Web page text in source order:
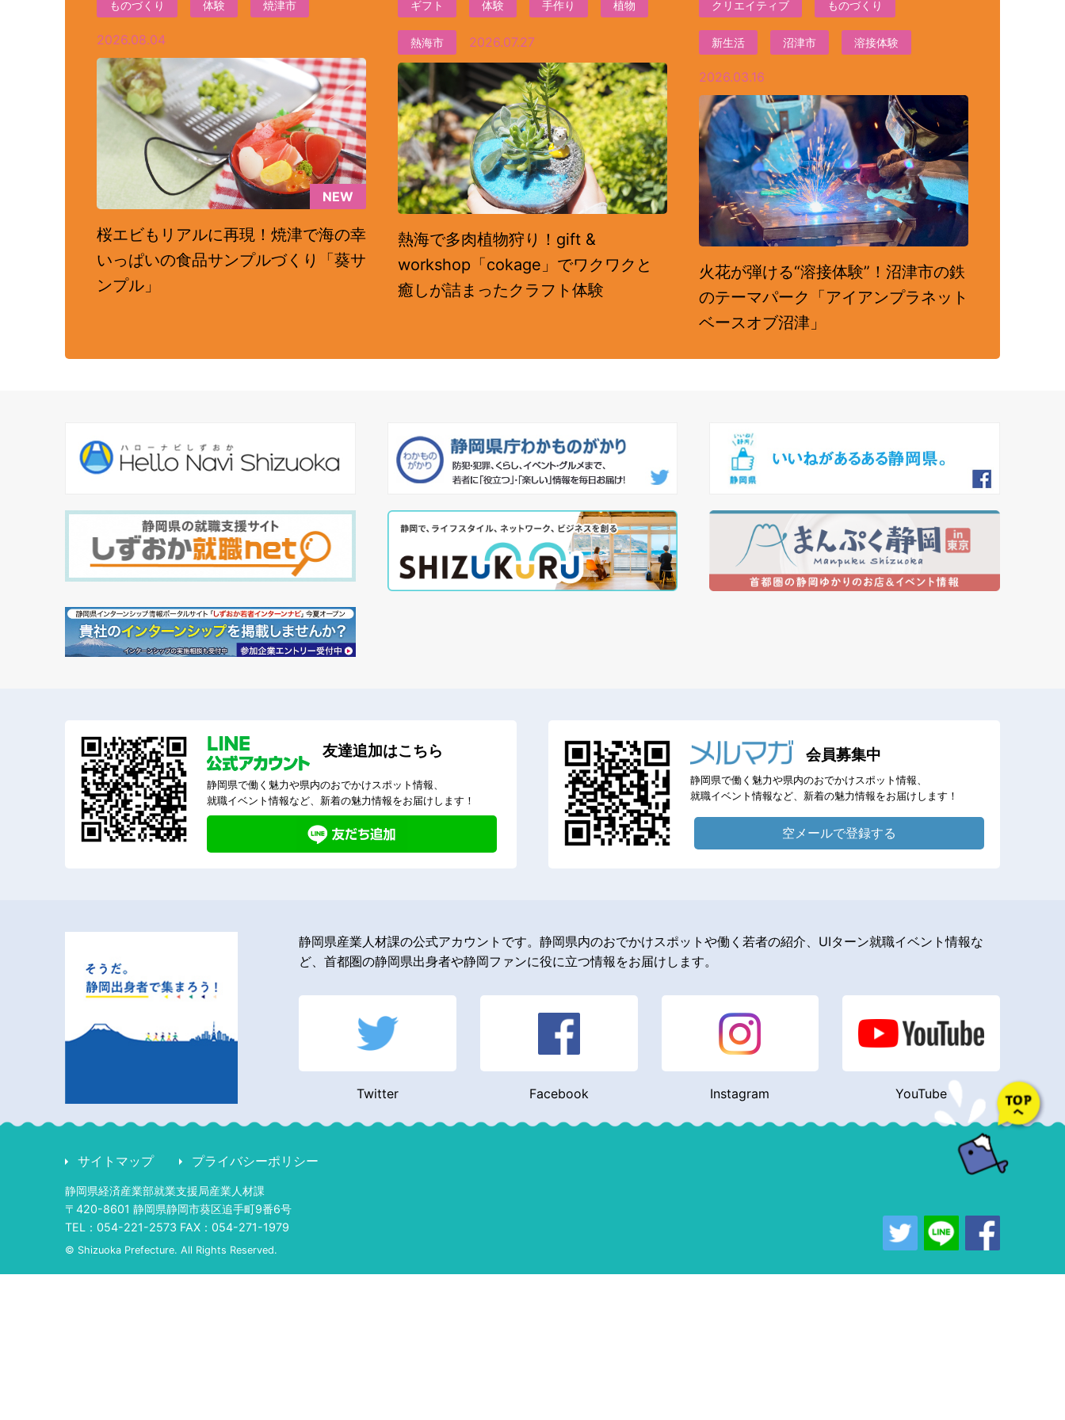
ものづくり 体験 焼津市
2026.08.04
NEW
桜エビもリアルに再現！焼津で海の幸
いっぱいの食品サンプルづくり「葵サ
ンプル」
ギフト 体験 手作り 植物
熱海市 2026.07.27
熱海で多肉植物狩り！gift &
workshop「cokage」でワクワクと
癒しが詰まったクラフト体験
クリエイティブ ものづくり
新生活 沼津市 溶接体験
2026.03.16
火花が弾ける“溶接体験”！沼津市の鉄
のテーマパーク「アイアンプラネット
ベースオブ沼津」
友達追加はこちら
静岡県で働く魅力や県内のおでかけスポット情報、
就職イベント情報など、新着の魅力情報をお届けします！
会員募集中
静岡県で働く魅力や県内のおでかけスポット情報、
就職イベント情報など、新着の魅力情報をお届けします！
空メールで登録する
静岡県産業人材課の公式アカウントです。静岡県内のおでかけスポットや働く若者の紹介、UIターン就職イベント情報な
ど、首都圏の静岡県出身者や静岡ファンに役に立つ情報をお届けします。
Twitter Facebook Instagram YouTube
サイトマップ プライバシーポリシー
静岡県経済産業部就業支援局産業人材課
〒420-8601 静岡県静岡市葵区追手町9番6号
TEL：054-221-2573 FAX：054-271-1979
© Shizuoka Prefecture. All Rights Reserved.